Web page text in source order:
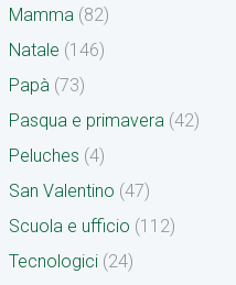
Mamma (82)
Natale (146)
Papà (73)
Pasqua e primavera (42)
Peluches (4)
San Valentino (47)
Scuola e ufficio (112)
Tecnologici (24)